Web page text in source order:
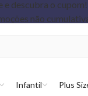
Infantil Plus